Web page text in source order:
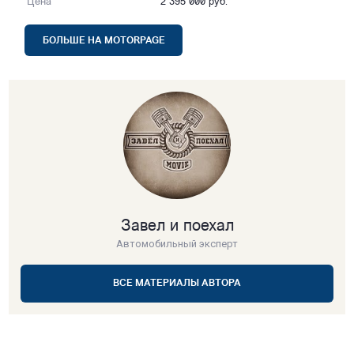
Цена 2 395 000 руб.
БОЛЬШЕ НА MOTORPAGE
Завел и поехал
Автомобильный эксперт
ВСЕ МАТЕРИАЛЫ АВТОРА